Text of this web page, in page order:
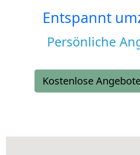
Entspannt
Persönliche
Kostenlose